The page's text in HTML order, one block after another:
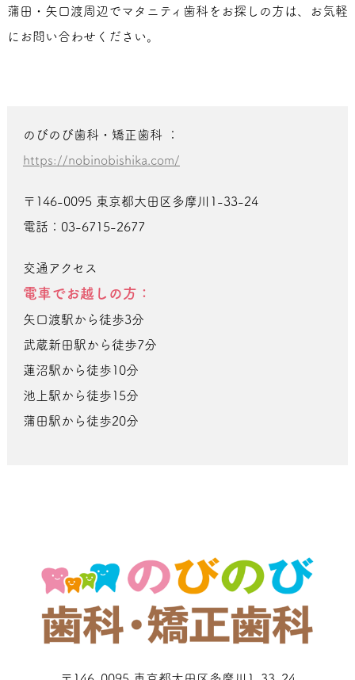
蒲田・矢口渡周辺でマタニティ歯科をお探しの方は、お気軽
にお問い合わせください。
のびのび歯科・矯正歯科 ：
https://nobinobishika.com/
〒146-0095 東京都大田区多摩川1-33-24
電話：03-6715-2677
交通アクセス
電車でお越しの方：
矢口渡駅から徒歩3分
武蔵新田駅から徒歩7分
蓮沼駅から徒歩10分
池上駅から徒歩15分
蒲田駅から徒歩20分